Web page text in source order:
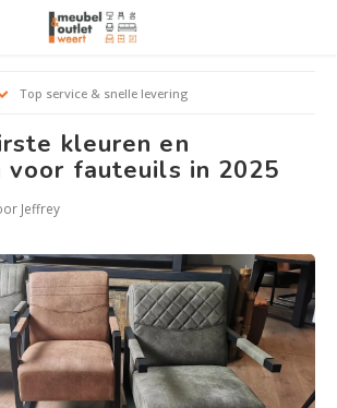
/ woonmeubelen
Top service & snelle levering
kleuren en
voor fauteuils in 2025
Jeffrey